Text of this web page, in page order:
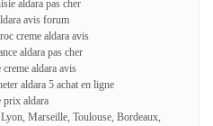
aldara pas cher
avis forum
creme aldara avis
aldara pas cher
aldara avis
aldara 5 achat en ligne
prix aldara
Marseille, Toulouse, Bordeaux,